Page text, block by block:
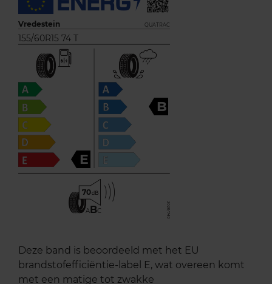
Vredestein QUATRAC
155/60R15 74 T
E
B
70
ABC
Deze band is beoordeeld met het EU
brandstofefficiëntie-label E, wat overeen komt
met een matige tot zwakke